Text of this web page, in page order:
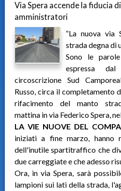
Via Spera accende la fiducia
amministratori
“La nuova via
strada degna di
Sono le
espressa dal
circoscrizione Sud
Russo, circa il completamento
rifacimento del manto
mattina in via Federico Spera,
LA VIE NUOVE DEL
iniziati a fine marzo, hanno
dell'inutile spartitraffico che
due carreggiate e che adesso
Ora, in via Spera, sarà
lampioni sui lati della strada,